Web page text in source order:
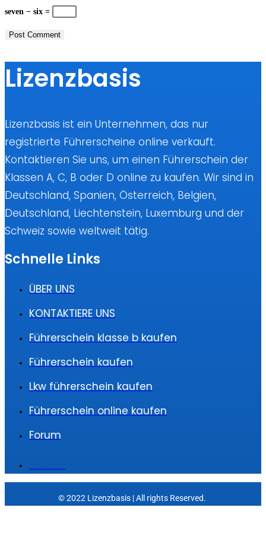
seven − six =
Lizenzbasis
Lizenzbasis ist ein Unternehmen, das nur
registrierte Führerscheine online verkauft.
Kontaktieren Sie uns, um einen Führerschein der
Klassen A, C, B oder D online zu kaufen. Wir sind in
Deutschland, Spanien, Österreich, Belgien,
Deutschland, Liechtenstein, Luxemburg und der
Schweiz sowie weltweit tätig.
Schnelle Links
ÜBER UNS
KONTAKTIERE UNS
Führerschein klasse b kaufen
Führerschein kaufen
Lkw führerschein kaufen
Führerschein online kaufen
Forum
© 2022 Lizenzbasis | All rights Reserved.